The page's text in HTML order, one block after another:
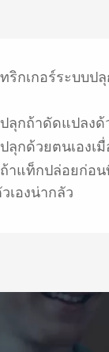
ริกเกอร์ระบบ
ลุกถ้าดัดแปลงด้
ลุกด้วยตนเอง
าแท็กปล่อยก่อน
เองน่ากลัว